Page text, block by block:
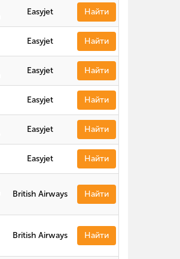
Easyjet Найти
Easyjet Найти
Easyjet Найти
Easyjet Найти
Easyjet Найти
Easyjet Найти
British Airways Найти
British Airways Найти